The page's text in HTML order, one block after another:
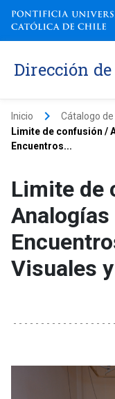
Dirección
Inicio keyboard_arrow_right Cátalogo
Limite de confusión /
Encuentros...
Limite de
Analogías
Visuales